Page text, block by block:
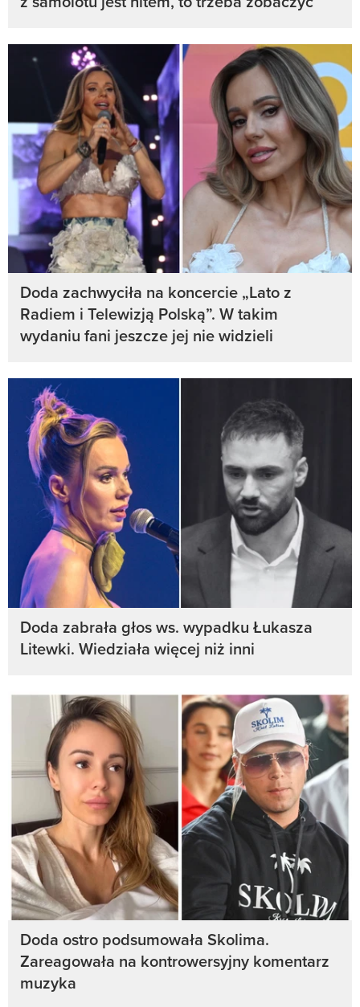
Doda zachwyciła na koncercie „Lato z
Radiem i Telewizją Polską”. W takim
wydaniu fani jeszcze jej nie widzieli
Doda zabrała głos ws. wypadku Łukasza
Litewki. Wiedziała więcej niż inni
Doda ostro podsumowała Skolima.
Zareagowała na kontrowersyjny komentarz
muzyka